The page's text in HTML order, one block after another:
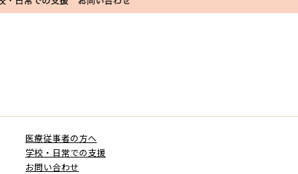
医療従事者の方へ
学校・日常での支援
お問い合わせ